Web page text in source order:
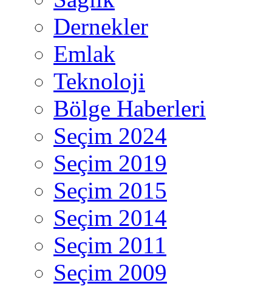
Dernekler
Emlak
Teknoloji
Bölge Haberleri
Seçim 2024
Seçim 2019
Seçim 2015
Seçim 2014
Seçim 2011
Seçim 2009